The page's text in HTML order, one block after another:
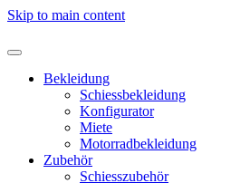
Skip to main content
Bekleidung
Schiessbekleidung
Konfigurator
Miete
Motorradbekleidung
Zubehör
Schiesszubehör